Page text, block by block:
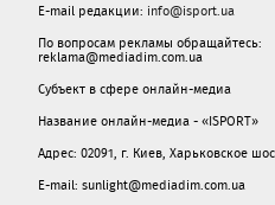
E-mail редакции: info@isport.ua
По вопросам рекламы обращайтесь:
reklama@mediadim.com.ua
Субъект в сфере онлайн-медиа
Название онлайн-медиа - «ISPORT»
Адрес: 02091, г. Киев, Харьковское
E-mail: sunlight@mediadim.com.ua